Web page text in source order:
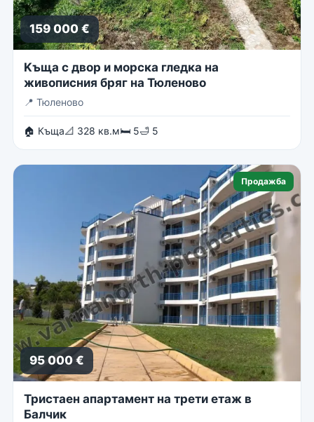
159 000 €
Kъща с двор и морска гледка на
живописния бряг на Тюленово
📍 Тюленово
🏠 Къща📐 328 кв.м🛏 5🛁 5
Продажба
95 000 €
Тристаен апартамент на трети етаж в
Балчик